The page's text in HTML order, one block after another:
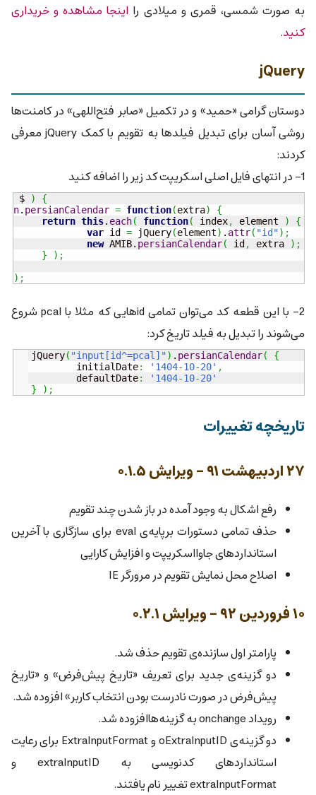
به صورت شمسی،‌ قمری و میلادی را اینجا مشاهده و خریداری
کنید.
jQuery
دوستان گرامی «حمید» و در تکمیل «صابر فتح‌اللهی» در کامنت‌ها
روشی آسان برای تبدیل فیلدها به تقویم با کمک jQuery معرفی
کردند:
1- در انتهای فایل اصلی اسکریپت کد زیر را اضافه کنید
$ )
{
fn. persianCalendar = function(extra)
{
return this. each( function( index, element )
{
var id = jQuery(element) . attr( "id") ;
new AMIB. persianCalendar( id , extra ) ;
}
) ;
) ;
2- با این قطعه کد می‌توان تمامی id‌هایی که مثلا با pcal شروع
می‌شوند را تبدیل به فیلد تاریخ کرد:
jQuery( "input[id^=pcal]") . persianCalendar(
{
	initialDate
: '1404-10-20' ,
	defaultDate
:
'1404-10-20'
}
) ;
تاریخچه تغییرات
۲۷ اردبیهشت ۹۱ - ویرایش ۰.۱.۵
رفع اشکال به وجود آمده در باز شدن چند تقویم
حذف تمامی دستورات برپایه‌ی eval برای سازگاری با آخرین
استانداردهای جاوااسکریپت و افزایش کارایی
اصلاح محل نمایش تقویم در مرورگر IE
۱۰ فروردین ۹۲ - ویرایش ۰.۲.۱
پارامتر اول سازنده‌ی تقویم حذف شد.
دو گزینه‌ی جدید برای تعریف «تاریخ پیش‌فرض» و «تاریخ
پیش‌فرض در صورت نادرست بودن انتخاب کاربر» افزوده شد.
رویداد onchange به گزینه‌هاافزوده شد.
دو گزینه‌ی oExtraInputID و ExtraInputFormat برای رعایت
استانداردهای کدنویسی به extraInputID و
extraInputFormat تغییر نام یافتند.